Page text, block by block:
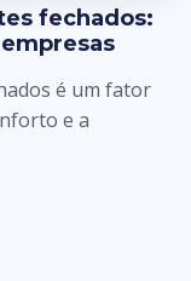
fechados:
é um fator
e a